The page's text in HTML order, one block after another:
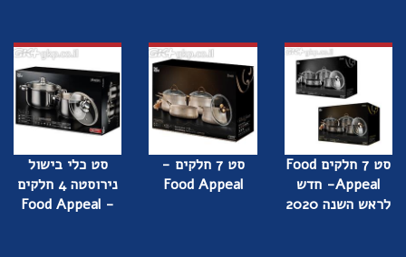
סט 7 חלקים Food
Appeal- חדש
לראש השנה 2020
סט 7 חלקים -
Food Appeal
סט כלי בישול
נירוסטה 4 חלקים
- Food Appeal